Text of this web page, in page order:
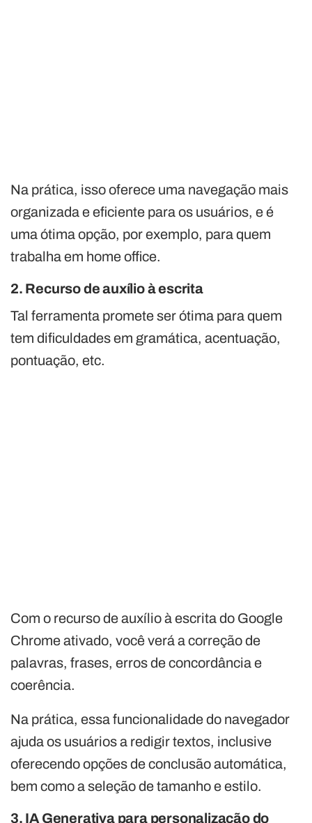
Na prática, isso oferece uma navegação mais
organizada e eficiente para os usuários, e é
uma ótima opção, por exemplo, para quem
trabalha em home office.
2. Recurso de auxílio à escrita
Tal ferramenta promete ser ótima para quem
tem dificuldades em gramática, acentuação,
pontuação, etc.
Com o recurso de auxílio à escrita do Google
Chrome ativado, você verá a correção de
palavras, frases, erros de concordância e
coerência.
Na prática, essa funcionalidade do navegador
ajuda os usuários a redigir textos, inclusive
oferecendo opções de conclusão automática,
bem como a seleção de tamanho e estilo.
3. IA Generativa para personalização do